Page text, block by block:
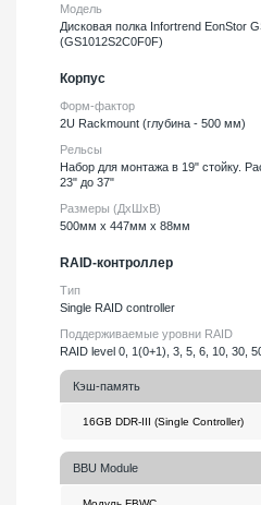
Модель
Дисковая полка Infortrend EonStor
(GS1012S2C0F0F)
Корпус
Форм-фактор
2U Rackmount (глубина - 500 мм)
Рельсы
Набор для монтажа в 19" стойку.
23" до 37"
Размеры (ДхШхВ)
500мм х 447мм х 88мм
RAID-контроллер
Тип
Single RAID controller
Поддерживаемые уровни RAID
RAID level 0, 1(0+1), 3, 5, 6, 10, 30,
Кэш-память
BBU Module